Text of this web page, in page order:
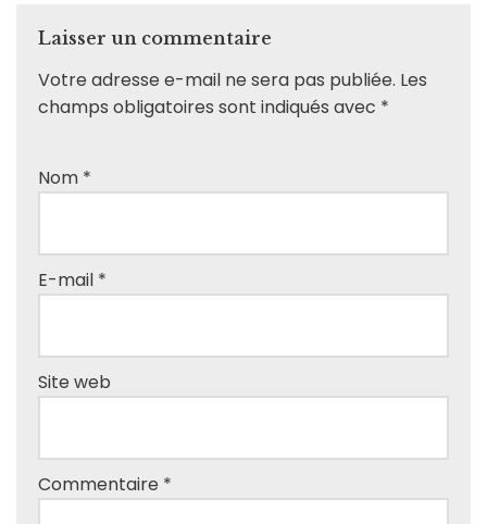
Laisser un commentaire
Votre adresse e-mail ne sera pas publiée. Les
champs obligatoires sont indiqués avec *
Nom *
E-mail *
Site web
Commentaire *